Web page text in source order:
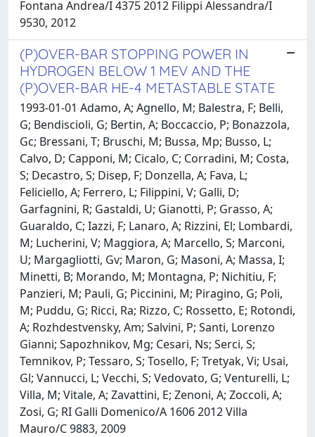
Fontana Andrea/I 4375 2012 Filippi Alessandra/I
9530, 2012
(P)OVER-BAR STOPPING POWER IN
HYDROGEN BELOW 1 MEV AND THE
(P)OVER-BAR HE-4 METASTABLE STATE
1993-01-01 Adamo, A; Agnello, M; Balestra, F; Belli,
G; Bendiscioli, G; Bertin, A; Boccaccio, P; Bonazzola,
Gc; Bressani, T; Bruschi, M; Bussa, Mp; Busso, L;
Calvo, D; Capponi, M; Cicalo, C; Corradini, M; Costa,
S; Decastro, S; Disep, F; Donzella, A; Fava, L;
Feliciello, A; Ferrero, L; Filippini, V; Galli, D;
Garfagnini, R; Gastaldi, U; Gianotti, P; Grasso, A;
Guaraldo, C; Iazzi, F; Lanaro, A; Rizzini, El; Lombardi,
M; Lucherini, V; Maggiora, A; Marcello, S; Marconi,
U; Margagliotti, Gv; Maron, G; Masoni, A; Massa, I;
Minetti, B; Morando, M; Montagna, P; Nichitiu, F;
Panzieri, M; Pauli, G; Piccinini, M; Piragino, G; Poli,
M; Puddu, G; Ricci, Ra; Rizzo, C; Rossetto, E; Rotondi,
A; Rozhdestvensky, Am; Salvini, P; Santi, Lorenzo
Gianni; Sapozhnikov, Mg; Cesari, Ns; Serci, S;
Temnikov, P; Tessaro, S; Tosello, F; Tretyak, Vi; Usai,
Gl; Vannucci, L; Vecchi, S; Vedovato, G; Venturelli, L;
Villa, M; Vitale, A; Zavattini, E; Zenoni, A; Zoccoli, A;
Zosi, G; RI Galli Domenico/A 1606 2012 Villa
Mauro/C 9883, 2009